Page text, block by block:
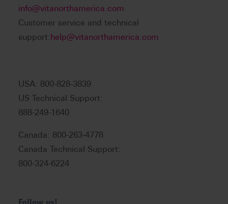
info@vitanorthamerica.com
Customer service and technical
support: help@vitanorthamerica.com
USA: 800-828-3839
US Technical Support:
888-249-1640
Canada: 800-263-4778
Canada Technical Support:
800-324-6224